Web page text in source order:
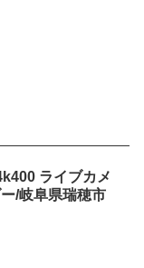
ライブカメ
/岐阜県瑞穂市